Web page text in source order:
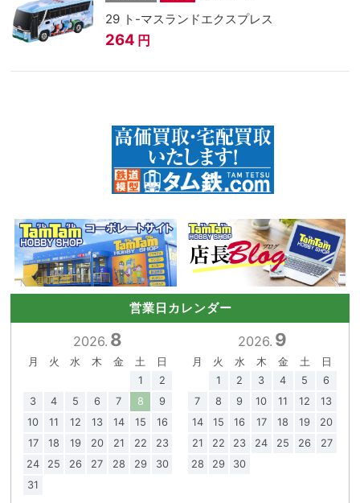
29 ト-マスランドエクスプレス
264 円
営業日カレンダー
2026. 8
月 火 水 木 金 土
日
1
2
3
4 5 6 7 8
9
10
11 12 13 14 15
16
17
18 19 20 21 22
23
24
25 26 27 28 29
30
31
2026. 9
月 火 水 木 金 土
日
1
2 3 4 5
6
7
8 9 10 11 12
13
14
15 16 17 18 19
20
21
22 23 24 25 26
27
28
29 30